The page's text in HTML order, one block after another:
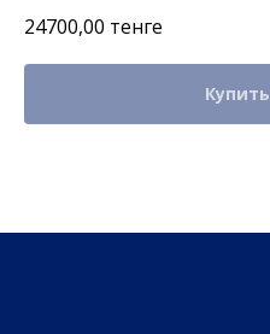
24700,00 тенге
Купить